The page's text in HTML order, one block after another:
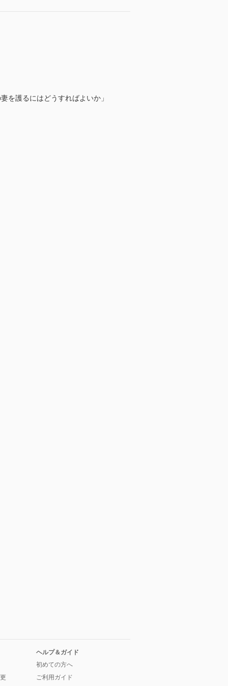
護るにはどうすればよいか」
ヘルプ＆ガイド
初めての方へ
ご利用ガイド